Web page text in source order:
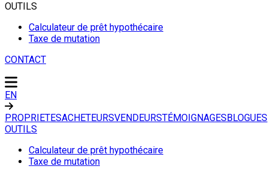
OUTILS
Calculateur de prêt hypothécaire
Taxe de mutation
CONTACT
EN
PROPRIETESACHETEURSVENDEURSTÉMOIGNAGESBLOGUES
OUTILS
Calculateur de prêt hypothécaire
Taxe de mutation